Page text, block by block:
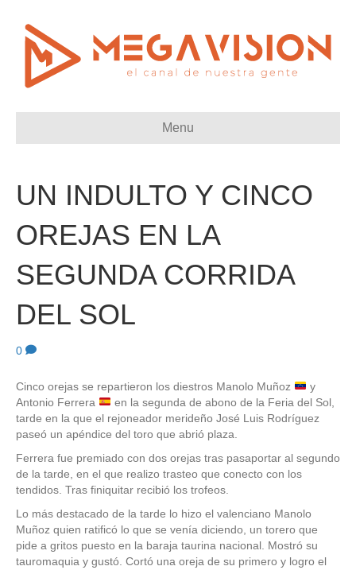
Menu
UN INDULTO Y CINCO
OREJAS EN LA
SEGUNDA CORRIDA
DEL SOL
0
Cinco orejas se repartieron los diestros Manolo Muñoz
y
Antonio Ferrera
en la segunda de abono de la Feria del Sol,
tarde en la que el rejoneador merideño José Luis Rodríguez
paseó un apéndice del toro que abrió plaza.
Ferrera fue premiado con dos orejas tras pasaportar al segundo
de la tarde, en el que realizo trasteo que conecto con los
tendidos. Tras finiquitar recibió los trofeos.
Lo más destacado de la tarde lo hizo el valenciano Manolo
Muñoz quien ratificó lo que se venía diciendo, un torero que
pide a gritos puesto en la baraja taurina nacional. Mostró su
tauromaquia y gustó. Cortó una oreja de su primero y logro el